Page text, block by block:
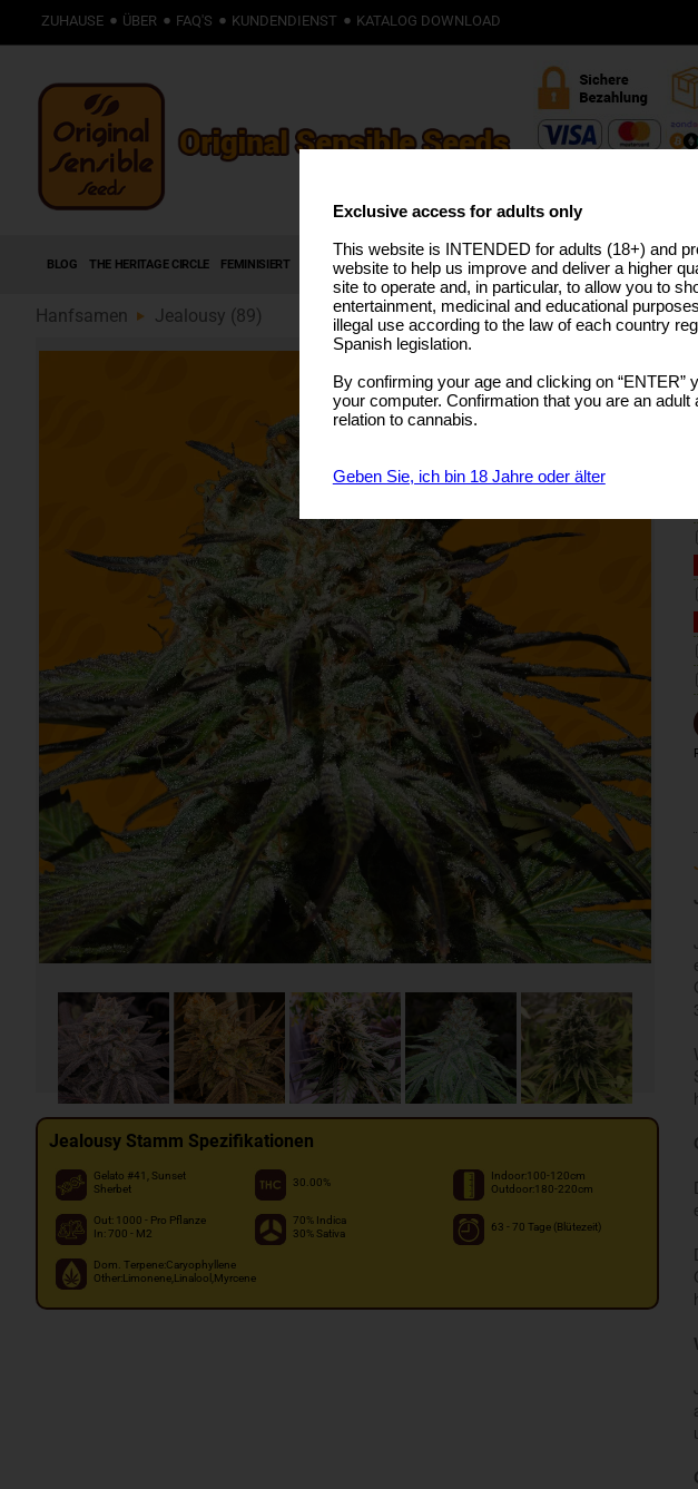
ZUHAUSE ÜBER FAQ'S KUNDENDIENST KATALOG DOWNLOAD
BLOG THE HERITAGE CIRCLE FEMINISIERT AUTOFLOWERING SAMEN HIGH THC ZÜCHTUNGEN PRO-LINIE
Hanfsamen Jealousy (89)
Jealousy Stamm Spezifikationen
Gelato #41, Sunset
Sherbet
30.00%
Indoor:100-120cm
Outdoor:180-220cm
Out: 1000 - Pro Pflanze
In: 700 - M2
70% Indica
30% Sativa
63 - 70 Tage (Blütezeit)
Dom. Terpene:Caryophyllene
Other:Limonene,Linalool,Myrcene
Exclusive access for adults only
This website is INTENDED for adults (18+) and
website to help us improve and deliver a higher
site to operate and, in particular, to allow you to
entertainment, medicinal and educational
illegal use according to the law of each country
Spanish legislation.
By confirming your age and clicking on
your computer. Confirmation that you are an
relation to cannabis.
Geben Sie, ich bin 18 Jahre oder älter